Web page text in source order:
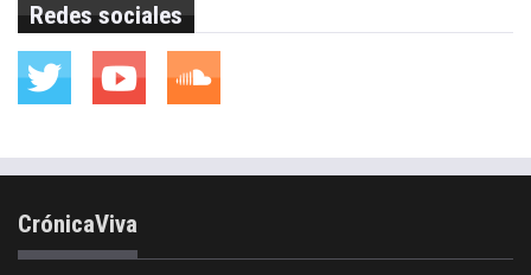
Redes sociales
CrónicaViva